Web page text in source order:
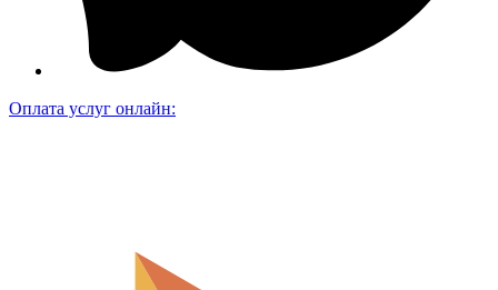
Оплата услуг онлайн: